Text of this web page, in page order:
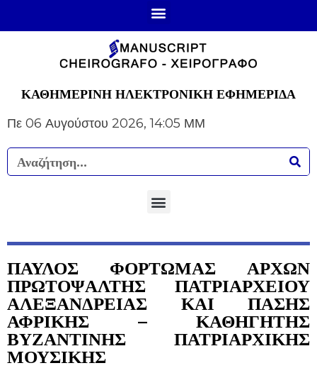
ΚΑΘΗΜΕΡΙΝΗ ΗΛΕΚΤΡΟΝΙΚΗ ΕΦΗΜΕΡΙΔΑ
Πε 06 Αυγούστου 2026, 14:05 ΜΜ
ΠΑΥΛΟΣ ΦΟΡΤΩΜΑΣ ΑΡΧΩΝ
ΠΡΩΤΟΨΑΛΤΗΣ ΠΑΤΡΙΑΡΧΕΙΟΥ
ΑΛΕΞΑΝΔΡΕΙΑΣ ΚΑΙ ΠΑΣΗΣ
ΑΦΡΙΚΗΣ – ΚΑΘΗΓΗΤΗΣ
ΒΥΖΑΝΤΙΝΗΣ ΠΑΤΡΙΑΡΧΙΚΗΣ
ΜΟΥΣΙΚΗΣ